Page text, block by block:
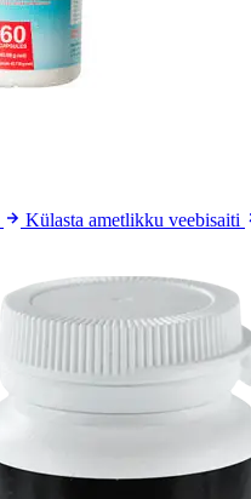
Külasta ametlikku veebisaiti